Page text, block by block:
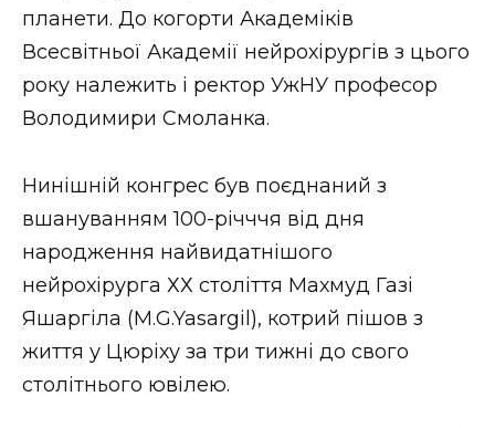
планети. До когорти Академіків
Всесвітньої Академії нейрохірургів з цього
року належить і ректор УжНУ професор
Володимири Смоланка.
Нинішній конгрес був поєднаний з
вшануванням 100-річччя від дня
народження найвидатнішого
нейрохірурга ХХ століття Махмуд Газі
Яшаргіла (M.G.Yasargil), котрий пішов з
життя у Цюріху за три тижні до свого
столітнього ювілею.